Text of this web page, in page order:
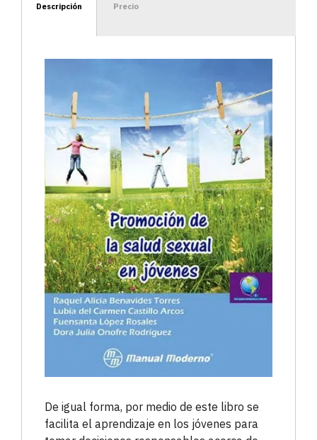
Descripción Precio
De igual forma, por medio de este libro se
facilita el aprendizaje en los jóvenes para